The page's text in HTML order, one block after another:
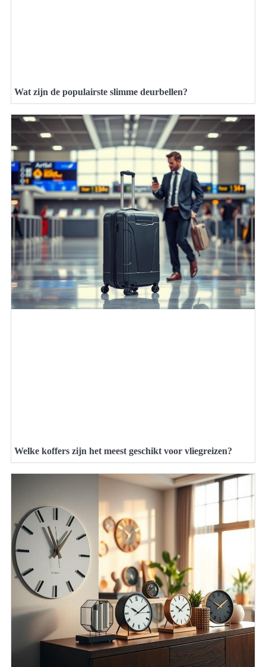
Wat zijn de populairste slimme deurbellen?
Welke koffers zijn het meest geschikt voor vliegreizen?